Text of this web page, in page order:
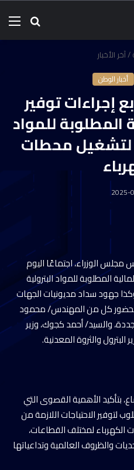
/آخر الأخبار
أخبار الوطن
إجراءات توفير
المطلوبة للمواد
لتشغيل محطات
2025-
الوزراء، اجتماعًا اليوم
المطلوبة للمواد البترولية
جهود سداد مديونيات الجهات
بحضور كل من المهندس/ محمود
والسيد/ أحمد كجوك، وزير
والثروة المعدنية.
بتأكيد الأهمية القصوى التي
لتوفير الاحتياجات اللازمة من
الكهرباء لمختلف القطاعات،
والظروف العالمية وتداعياتها